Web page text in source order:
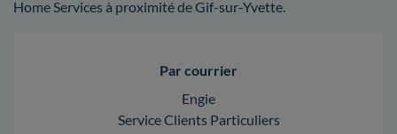
Home Services à proximité de Gif-sur-Yvette.
Par courrier
Engie
Service Clients Particuliers